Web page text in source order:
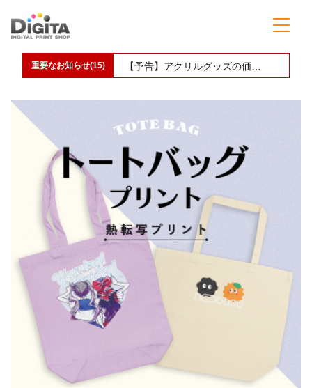
重要なお知らせ(15) 【予告】缶バッジ印刷の価格改定(値上げ)のお知らせ